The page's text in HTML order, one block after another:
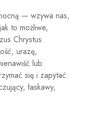
— wzywa nas,
to możliwe,
Chrystus.
urazę,
lub
się i zapytać:
łaskawy,